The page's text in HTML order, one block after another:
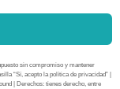
sin compromiso y mantener
“Sí, acepto la política de privacidad” |
| Derechos: tienes derecho, entre